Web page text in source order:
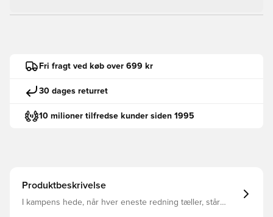
Fri fragt ved køb over 699 kr
30 dages returret
10 milioner tilfredse kunder siden 1995
Produktbeskrivelse
I kampens hede, når hver eneste redning tæller, står